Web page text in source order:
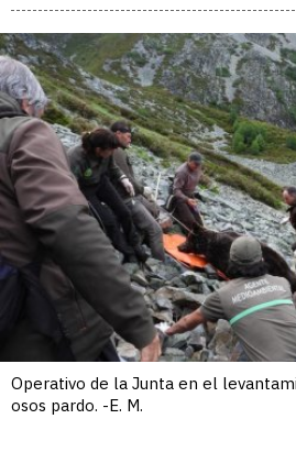
Operativo de la Junta en el
osos pardo. -E. M.